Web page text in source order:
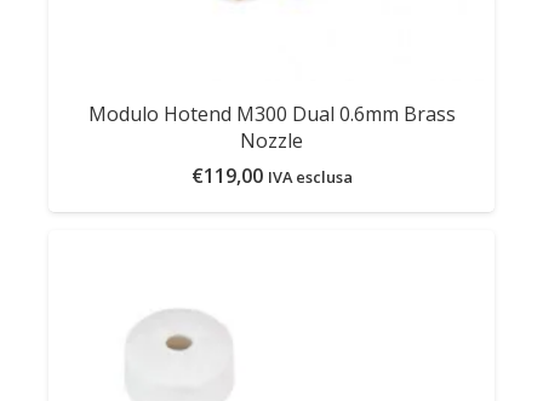
Modulo Hotend M300 Dual 0.6mm Brass
Nozzle
€119,00 IVA esclusa